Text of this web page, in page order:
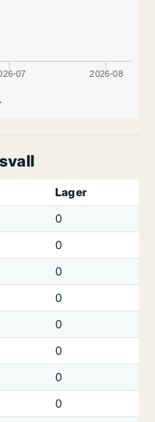
07 2026-08
Lager
0
0
0
0
0
0
0
0